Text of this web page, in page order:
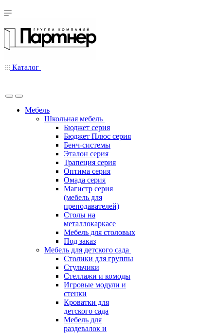
Каталог
Мебель
Школьная мебель
Бюджет серия
Бюджет Плюс серия
Бенч-системы
Эталон серия
Трапеция серия
Оптима серия
Омада серия
Магистр серия
(мебель для
преподавателей)
Столы на
металлокаркасе
Мебель для столовых
Под заказ
Мебель для детского сада
Столики для группы
Стульчики
Стеллажи и комоды
Игровые модули и
стенки
Кроватки для
детского сада
Мебель для
раздевалок и